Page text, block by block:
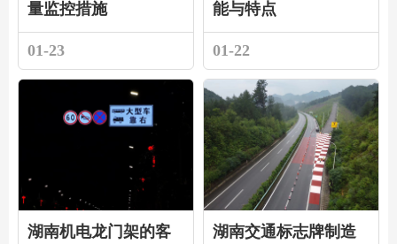
量监控措施
01-23
能与特点
01-22
湖南机电龙门架的客
湖南交通标志牌制造